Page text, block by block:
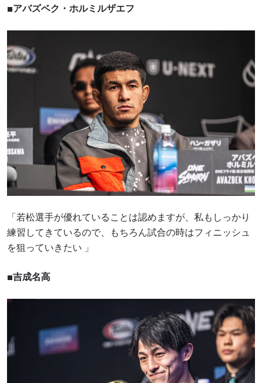
■アバズベク・ホルミルザエフ
「若松選手が優れていることは認めますが、私もしっかり
練習してきているので、もちろん試合の時はフィニッシュ
を狙っていきたい 」
■吉成名高